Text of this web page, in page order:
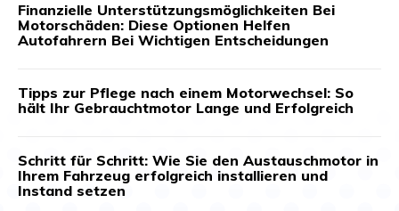
Finanzielle Unterstützungsmöglichkeiten Bei
Motorschäden: Diese Optionen Helfen
Autofahrern Bei Wichtigen Entscheidungen
Tipps zur Pflege nach einem Motorwechsel: So
hält Ihr Gebrauchtmotor Lange und Erfolgreich
Schritt für Schritt: Wie Sie den Austauschmotor in
Ihrem Fahrzeug erfolgreich installieren und
Instand setzen